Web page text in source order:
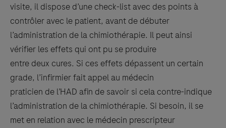
visite, il dispose d’une check-list avec des points à
contrôler avec le patient, avant de débuter
l’administration de la chimiothérapie. Il peut ainsi
vérifier les effets qui ont pu se produire
entre deux cures. Si ces effets dépassent un certain
grade, l’infirmier fait appel au médecin
praticien de l’HAD afin de savoir si cela contre-indique
l’administration de la chimiothérapie. Si besoin, il se
met en relation avec le médecin prescripteur